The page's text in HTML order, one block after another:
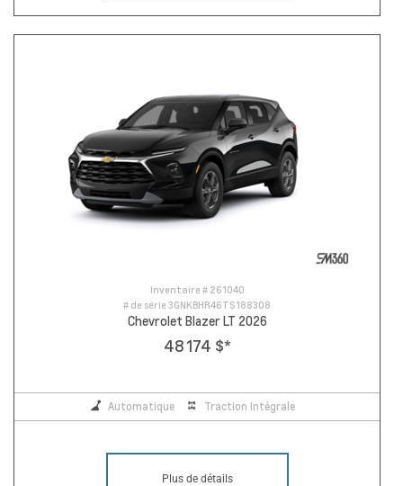
Inventaire # 261040
# de série3GNKBHR46TS188308
Chevrolet Blazer LT 2026
48 174 $*
Automatique Traction Intégrale
Plus de détails